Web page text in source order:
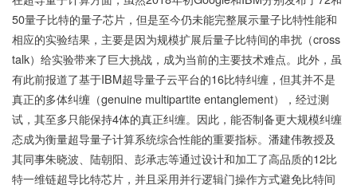
50量子比特的量子芯片，但是至今仍未能完整展示量子比特性能和
相应的实验结果，主要是因为规模扩展后量子比特间的串扰（cross
talk）给实验带来了巨大挑战，成为当前的主要技术难点。此外，虽
有此前报道了基于IBM超导量子云平台的16比特纠缠，但其并不是
真正的多体纠缠（genuine multipartite entanglement），经过测
试，其至多只能保持4体的真正纠缠。因此，能否制备更大规模纠缠
态成为衡量超导量子计算系统综合性能的重要指标。潘建伟教授及
其同事朱晓波、陆朝阳、彭承志等通过设计和加工了高品质的12比
特一维链超导比特芯片，并且采用并行逻辑门操作方式避免比特间